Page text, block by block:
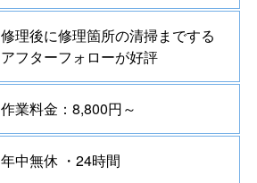
修理後に修理箇所の清掃までする
アフターフォローが好評
作業料金：8,800円～
年中無休 ・24時間